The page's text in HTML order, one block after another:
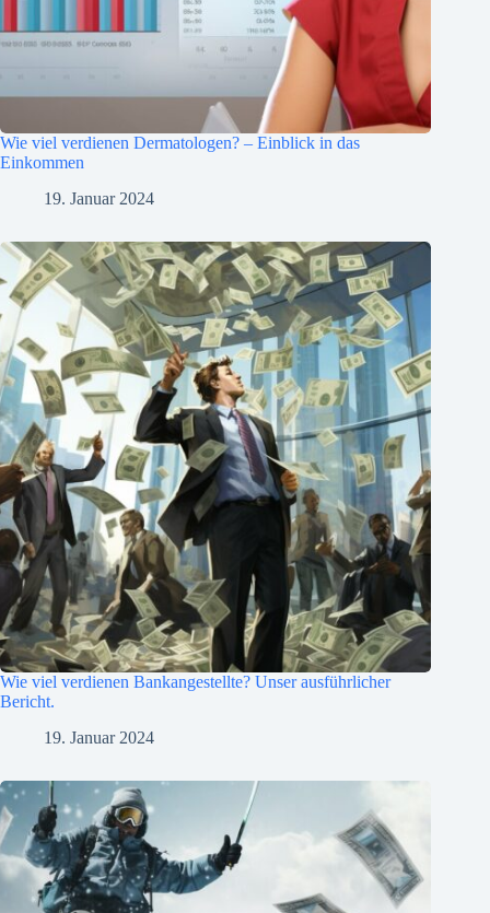
Wie viel verdienen Dermatologen? – Einblick in das
Einkommen
19. Januar 2024
Wie viel verdienen Bankangestellte? Unser ausführlicher
Bericht.
19. Januar 2024